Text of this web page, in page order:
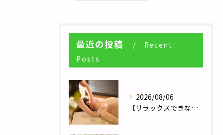
最近の投稿
Recent
Posts
2026/08/06
【リラックスできない人へ】体が休まらない本当の理由とは？／自律神経調整サロンHararie〜はらりえ〜